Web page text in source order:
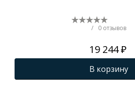
/ 0 отзывов
19 244 ₽
В корзину